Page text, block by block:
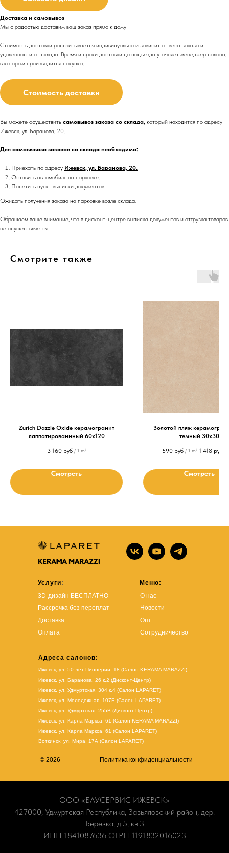
Доставка и самовывоз
Мы с радостью доставим ваш заказ прямо к дому!
Стоимость доставки рассчитывается индивидуально и зависит от веса заказа и
удаленности от склада. Время и сроки доставки до подъезда уточняет менеджер салона,
в котором производится покупка.
Стоимость доставки
Вы можете осуществить самовывоз заказа со склада, который находится по адресу
Ижевск, ул. Баранова, 20.
Для самовывоза заказов со склада необходимо:
Приехать по адресу Ижевск, ул. Баранова, 20.
Оставить автомобиль на парковке.
Посетить пункт выписки документов.
Ожидать получения заказа на парковке возле склада.
Обращаем ваше внимание, что в дисконт-центре выписка документов и отгрузка товаров
не осуществляется.
Смотрите также
Zurich Dazzle Оxide керамогранит
лаппатированнный 60x120
3 160 руб / 1 m²
Смотреть
Золотой пляж
темный 30х30
590 руб / 1 m² 1 418 руб
Смотреть
Услуги:
3D-дизайн БЕСПЛАТНО
Рассрочка без переплат
Доставка
Оплата
Меню:
О нас
Новости
Опт
Сотрудничество
Адреса салонов:
Ижевск, ул. 50 лет Пионерии, 18 (Салон KERAMA MARAZZI)
Ижевск, ул. Баранова, 26 к.2 (Дисконт-Центр)
Ижевск, ул. Удмуртская, 304 к.4 (Салон LAPARET)
Ижевск, ул. Молодежная, 107Б (Салон LAPARET)
Ижевск, ул. Удмуртская, 255В (Дисконт-Центр)
Ижевск, ул. Карла Маркса, 61 (Салон KERAMA MARAZZI)
Ижевск, ул. Карла Маркса, 61 (Салон LAPARET)
Воткинск, ул. Мира, 17А (Салон LAPARET)
© 2026 Политика конфиденциальности
ООО «БАУСЕРВИС ИЖЕВСК»
427000, Удмуртская Республика, Завьяловский район, дер.
Березка, д.5, кв.3
ИНН 1841087636 ОГРН 1191832016023